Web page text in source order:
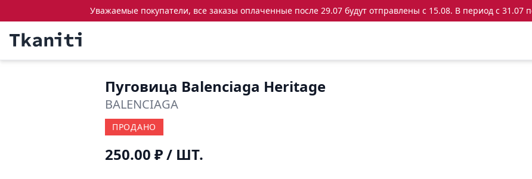
Уважаемые покупатели, все заказы оплаченные после 29.07 будут отправлены с 15.08. В период с 31.07
Пуговица Balenciaga Heritage
BALENCIAGA
ПРОДАНО
250.00 ₽/ ШТ.